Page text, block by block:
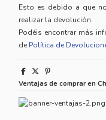
Esto es debido a que
realizar la devolución.
Podéis encontrar más
de Política de
Ventajas de comprar en